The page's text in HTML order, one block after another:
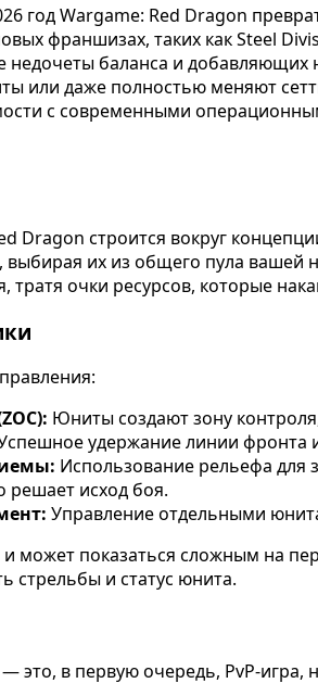
год Wargame: Red Dragon
франшизах, таких как Steel
баланса и
или даже полностью меняют
с современными
Dragon строится вокруг
выбирая их из общего пула вашей
тратя очки ресурсов, которые
Юниты создают зону
удержание линии фронта
Использование рельефа для
решает исход боя.
Управление отдельными
может показаться сложным на
стрельбы и статус юнита.
это, в первую очередь, PvP-игра,